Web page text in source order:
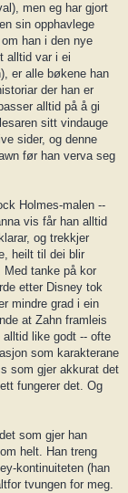
men eg har gjort
sin opphavlege
han i den nye
alltid var i ei
er alle bøkene han
der han er
alltid på å gi
sitt vindauge
sider, og denne
før han verva seg
Holmes-malen --
vis får han alltid
og trekkjer
heilt til dei blir
Med tanke på kor
etter Disney tok
mindre grad i ein
at Zahn framleis
like godt -- ofte
som karakterane
som gjer akkurat det
fungerer det. Og
som gjer han
helt. Han treng
kontinuiteten (han
tvungen for meg.